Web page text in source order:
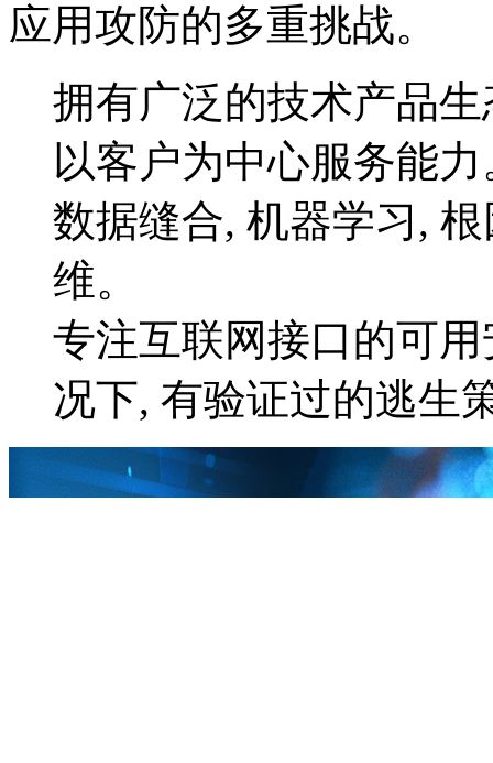
应用攻防的多重挑战。
拥有广泛的技术产品生
以客户为中心服务能力
数据缝合, 机器学习,
维。
专注互联网接口的可
况下, 有验证过的逃生